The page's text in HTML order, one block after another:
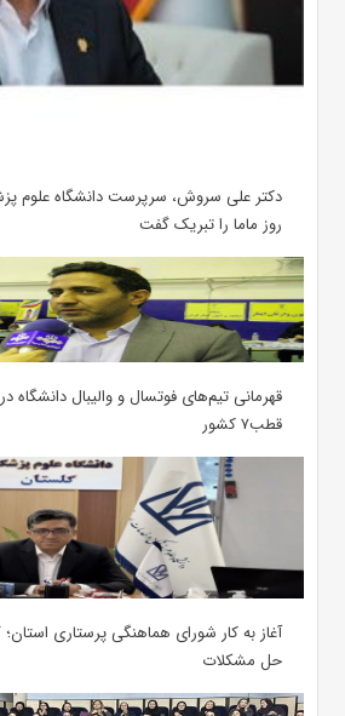
دکتر علی سروش، سرپرست دانشگاه علوم
روز ماما را تبریک گفت
قهرمانی تیم‌های فوتسال و والیبال دانشگاه
قطب۷ کشور
آغاز به کار شورای هماهنگی پرستاری
حل مشکلات